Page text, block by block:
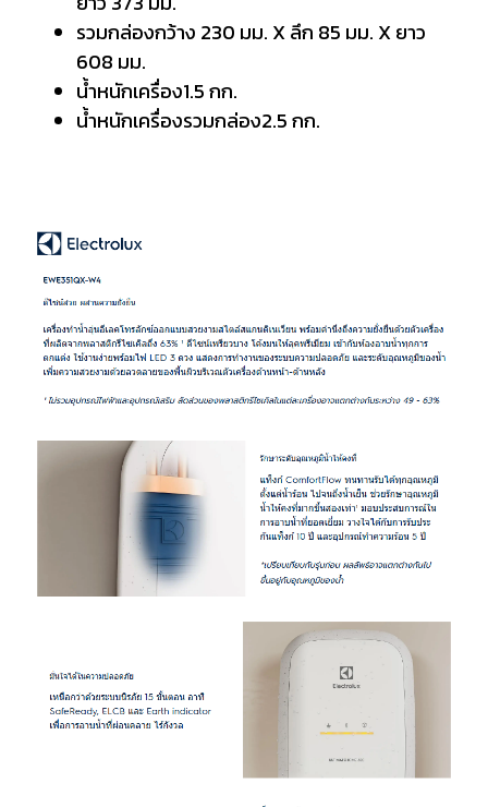
รวมกล่องกว้าง 230 มม. X ลึก 85 มม. X ยาว
608 มม.
น้ำหนักเครื่อง1.5 กก.
น้ำหนักเครื่องรวมกล่อง2.5 กก.